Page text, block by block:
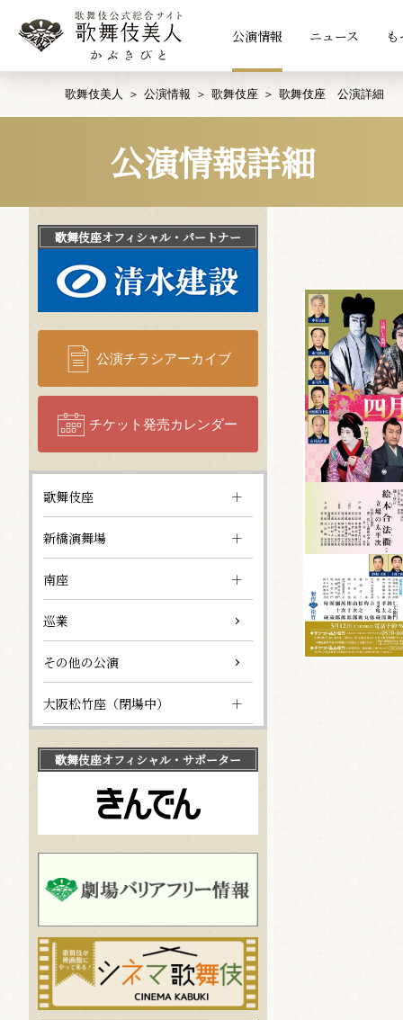
公演情報 ニュース
歌舞伎美人 公演情報 歌舞伎座 歌舞伎座 公演詳細
公演情報詳細
歌舞伎座オフィシャル・パートナー
公演チラシアーカイブ
チケット発売カレンダー
歌舞伎座
新橋演舞場
南座
巡業
その他の公演
大阪松竹座（閉場中）
歌舞伎座オフィシャル・サポーター